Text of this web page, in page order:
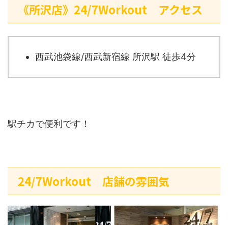
《所沢店》24/7Workout アクセス
西武池袋線/西武新宿線 所沢駅 徒歩4分
駅チカで便利です！
24/7Workout 店舗の雰囲気